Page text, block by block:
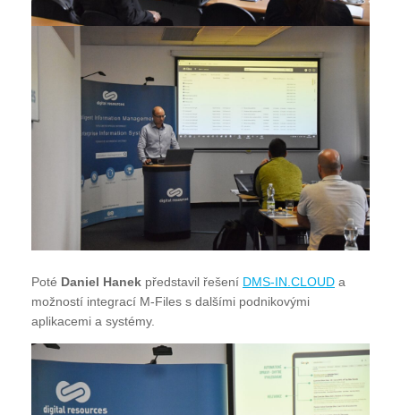
Poté Daniel Hanek představil řešení DMS-IN.CLOUD a
možností integrací M-Files s dalšími podnikovými
aplikacemi a systémy.